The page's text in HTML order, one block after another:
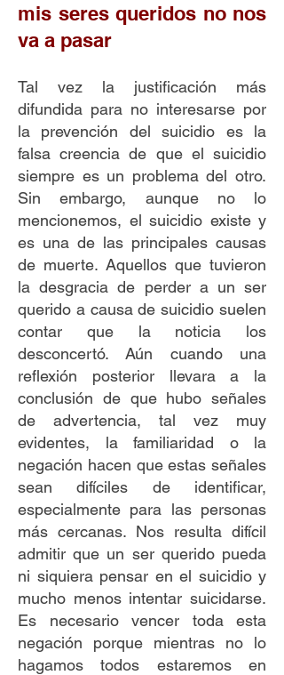
mis seres queridos no nos
va a pasar
Tal vez la justificación más
difundida para no interesarse por
la prevención del suicidio es la
falsa creencia de que el suicidio
siempre es un problema del otro.
Sin embargo, aunque no lo
mencionemos, el suicidio existe y
es una de las principales causas
de muerte. Aquellos que tuvieron
la desgracia de perder a un ser
querido a causa de suicidio suelen
contar que la noticia los
desconcertó. Aún cuando una
reflexión posterior llevara a la
conclusión de que hubo señales
de advertencia, tal vez muy
evidentes, la familiaridad o la
negación hacen que estas señales
sean difíciles de identificar,
especialmente para las personas
más cercanas. Nos resulta difícil
admitir que un ser querido pueda
ni siquiera pensar en el suicidio y
mucho menos intentar suicidarse.
Es necesario vencer toda esta
negación porque mientras no lo
hagamos todos estaremos en